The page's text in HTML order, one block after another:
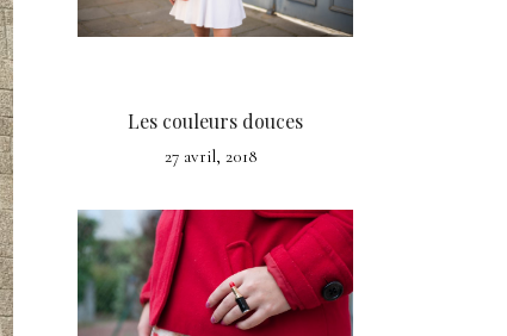
Les couleurs douces
27 avril, 2018